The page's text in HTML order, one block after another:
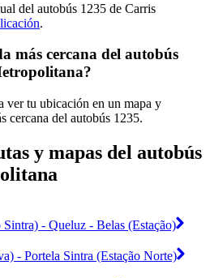
del autobús 1235 de Carris
.
más cercana del autobús
ver tu ubicación en un mapa y
cercana del autobús 1235.
y mapas del autobús
- Queluz - Belas (Estação)
- Portela Sintra (Estação Norte)